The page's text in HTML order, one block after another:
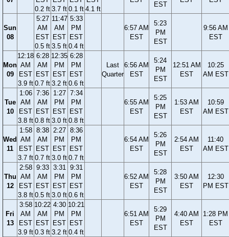
0.2 ft 3.7 ft 0.1 ft 4.1 ft
EST
Sun
08
5:27
AM
EST
0.5 ft
11:47
AM
EST
3.5 ft
5:33
PM
EST
0.4 ft
6:57 AM
EST
5:23
PM
EST
9:56 AM
EST
Mon
09
12:18
AM
EST
3.9 ft
6:28
AM
EST
0.7 ft
12:35
PM
EST
3.2 ft
6:28
PM
EST
0.6 ft
Last
Quarter
6:56 AM
EST
5:24
PM
EST
12:51 AM
EST
10:25
AM EST
Tue
10
1:06
AM
EST
3.8 ft
7:36
AM
EST
0.8 ft
1:27
PM
EST
3.0 ft
7:34
PM
EST
0.8 ft
6:55 AM
EST
5:25
PM
EST
1:53 AM
EST
10:59
AM EST
Wed
11
1:58
AM
EST
3.7 ft
8:38
AM
EST
0.7 ft
2:27
PM
EST
3.0 ft
8:36
PM
EST
0.7 ft
6:54 AM
EST
5:26
PM
EST
2:54 AM
EST
11:40
AM EST
Thu
12
2:58
AM
EST
3.8 ft
9:33
AM
EST
0.5 ft
3:31
PM
EST
3.0 ft
9:31
PM
EST
0.6 ft
6:52 AM
EST
5:28
PM
EST
3:50 AM
EST
12:30
PM EST
Fri
13
3:58
AM
EST
3.9 ft
10:22
AM
EST
0.3 ft
4:30
PM
EST
3.2 ft
10:21
PM
EST
0.4 ft
6:51 AM
EST
5:29
PM
EST
4:40 AM
EST
1:28 PM
EST